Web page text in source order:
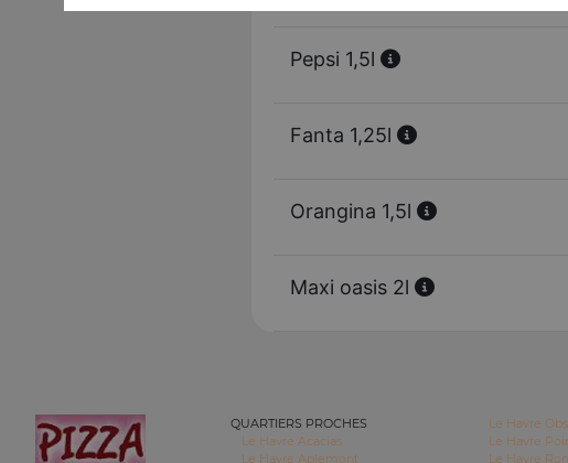
Pepsi 1,5l
Fanta 1,25l
Orangina 1,5l
Maxi oasis 2l
QUARTIERS PROCHES
Le Havre Acacias
Le Havre Aplemont
Le Havre
Le Havre
Le Havre